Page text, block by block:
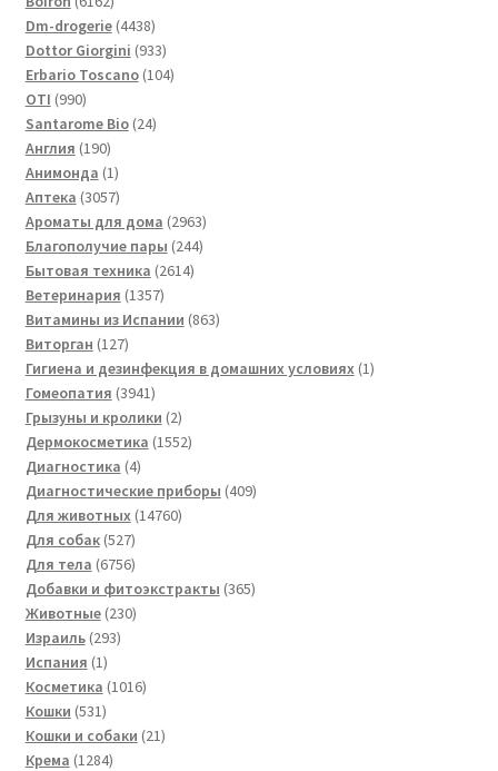
товара
Dm-drogerie 44384438
товаров
Dottor Giorgini 933933
товара
Erbario Toscano 104104
OTI 990990
товаров
Santarome Bio 2424
Англия 190190
товаров
Анимонда 11
товар
Аптека 30573057
товаров
Ароматы для дома 29632963
товара
Благополучие пары 244244
Бытовая техника 26142614
Ветеринария 13571357
товаров
Витамины из Испании 863863
Виторган 127127
товаров
Гигиена и дезинфекция в домашних условиях 11
Гомеопатия 39413941
товар
Грызуны и кролики 22
товара
Дермокосметика 15521552
Диагностика 44
товара
Диагностические приборы 409409
Для животных 1476014760
Для собак 527527
товаров
Для тела 67566756
товаров
Добавки и фитоэкстракты 365365
Животные 230230
Израиль 293293
Испания 11
товар
Косметика 10161016
Кошки 531531
товар
Кошки и собаки 2121
Крема 12841284